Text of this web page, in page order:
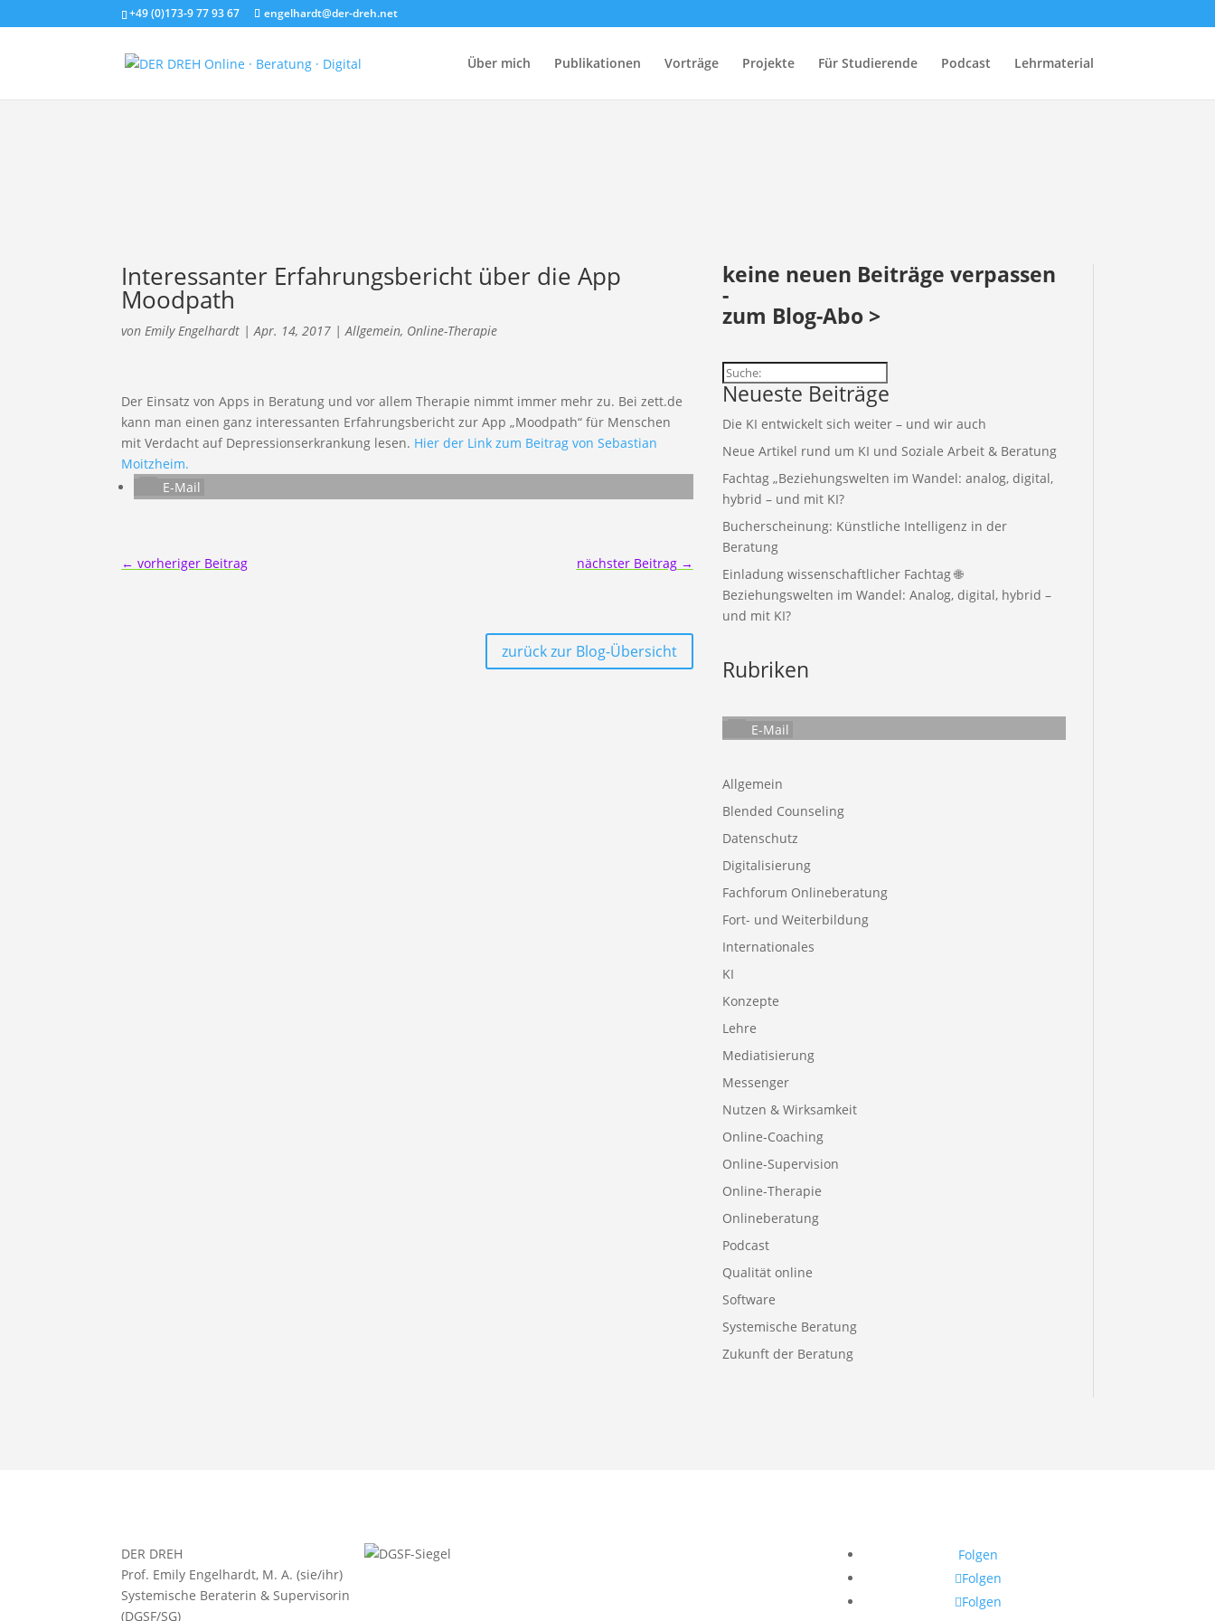
+49 (0)173-9 77 93 67 engelhardt@der-dreh.net
Über mich Publikationen Vorträge Projekte Für Studierende Podcast Lehrmaterial
Interessanter Erfahrungsbericht über die App
Moodpath
von Emily Engelhardt |Apr. 14, 2017 |Allgemein, Online-Therapie
Der Einsatz von Apps in Beratung und vor allem Therapie nimmt immer mehr zu. Bei zett.de
kann man einen ganz interessanten Erfahrungsbericht zur App „Moodpath“ für Menschen
mit Verdacht auf Depressionserkrankung lesen. Hier der Link zum Beitrag von Sebastian
Moitzheim.
E-Mail
←vorheriger Beitrag nächster Beitrag→
zurück zur Blog-Übersicht
keine neuen Beiträge verpassen
-
zum Blog-Abo >
Suchen
Neueste Beiträge
Die KI entwickelt sich weiter – und wir auch
Neue Artikel rund um KI und Soziale Arbeit & Beratung
Fachtag „Beziehungswelten im Wandel: analog, digital,
hybrid – und mit KI?
Bucherscheinung: Künstliche Intelligenz in der
Beratung
Einladung wissenschaftlicher Fachtag 🌐
Beziehungswelten im Wandel: Analog, digital, hybrid –
und mit KI?
Rubriken
E-Mail
Allgemein
Blended Counseling
Datenschutz
Digitalisierung
Fachforum Onlineberatung
Fort- und Weiterbildung
Internationales
KI
Konzepte
Lehre
Mediatisierung
Messenger
Nutzen & Wirksamkeit
Online-Coaching
Online-Supervision
Online-Therapie
Onlineberatung
Podcast
Qualität online
Software
Systemische Beratung
Zukunft der Beratung
DER DREH
Prof. Emily Engelhardt, M. A. (sie/ihr)
Systemische Beraterin & Supervisorin
(DGSF/SG)
Folgen
Folgen
Folgen